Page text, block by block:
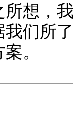
所想，
们所
。